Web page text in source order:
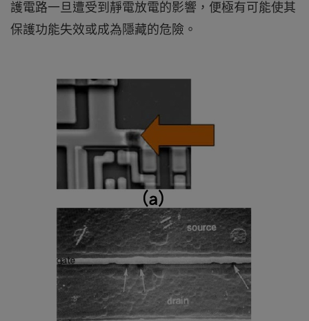
護電路一旦遭受到靜電放電的影響，便極有可能使其
保護功能失效或成為隱藏的危險。